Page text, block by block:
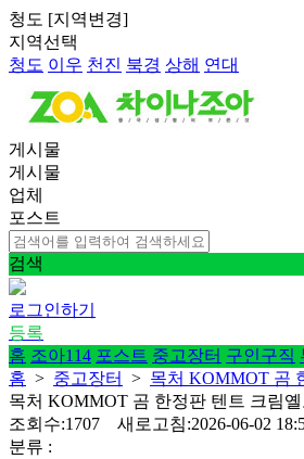
청도 [지역변경]
지역선택
청도 이우 천진 북경 상해 연대
게시물
게시물
업체
포스트
검색
로그인하기
등록
홈 조아114 포스트 중고장터 구인구직
홈 > 중고장터 > 목처 KOMMOT 곰
목처 KOMMOT 곰 한정판 텐트 크림
조회수:1707 새로고침:2026-06-02
분류 :